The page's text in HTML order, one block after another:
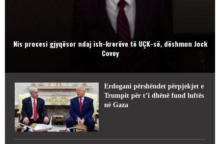
Nis procesi gjyqësor ndaj ish-krerëve të UÇK-së, dëshmon Jock
Covey
Erdogani përshëndet përpjekjet e
Trumpit për t’i dhënë fund luftës
në Gaza